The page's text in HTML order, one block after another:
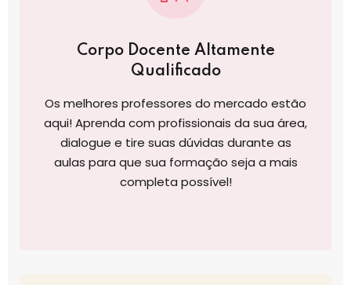
Corpo Docente Altamente
Qualificado
Os melhores professores do mercado estão
aqui! Aprenda com profissionais da sua área,
dialogue e tire suas dúvidas durante as
aulas para que sua formação seja a mais
completa possível!